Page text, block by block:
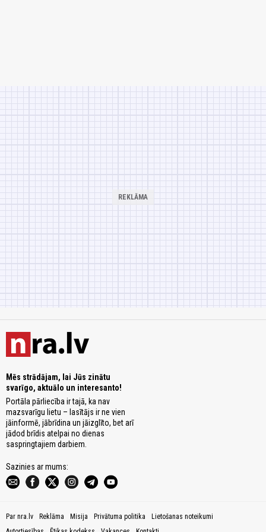
Mēs strādājam, lai Jūs zinātu
svarīgo, aktuālo un interesanto!
Portāla pārliecība ir tajā, ka nav
mazsvarīgu lietu – lasītājs ir ne vien
jāinformē, jābrīdina un jāizglīto, bet arī
jādod brīdis atelpai no dienas
saspringtajiem darbiem.
Sazinies ar mums:
Par nra.lv Reklāma Misija Privātuma politika
Lietošanas noteikumi